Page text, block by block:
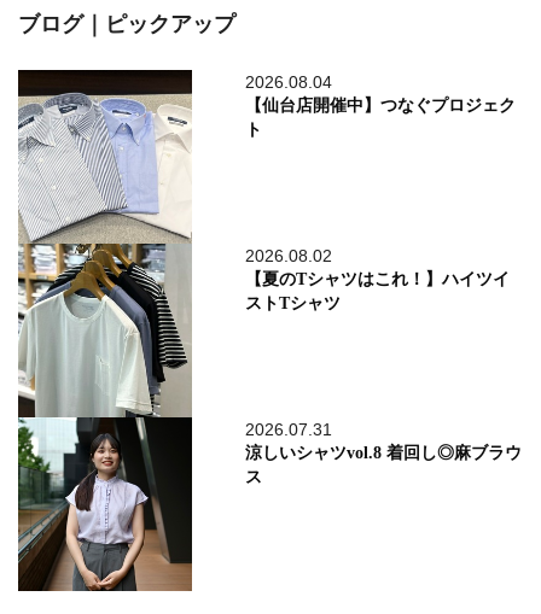
ブログ｜ピックアップ
2026.08.04
【仙台店開催中】つなぐプロジェク
ト
2026.08.02
【夏のTシャツはこれ！】ハイツイ
ストTシャツ
2026.07.31
涼しいシャツvol.8 着回し◎麻ブラウ
ス